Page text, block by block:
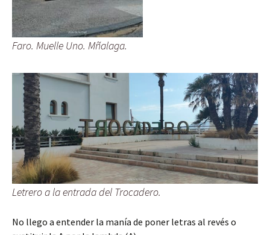
Faro. Muelle Uno. Mñalaga.
Letrero a la entrada del Trocadero.
No llego a entender la manía de poner letras al revés o